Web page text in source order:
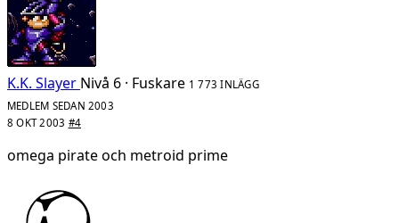
K.K. Slayer Nivå 6 · Fuskare 1 773 INLÄGG
MEDLEM SEDAN 2003
8 OKT 2003 #4
omega pirate och metroid prime